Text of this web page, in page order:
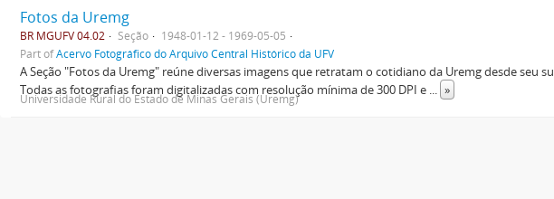
Fotos da Uremg
BR MGUFV 04.02 Seção
1948-01-12 - 1969-05-05
Part ofAcervo Fotográfico do Arquivo Central Histórico da UFV
A Seção "Fotos da Uremg" reúne diversas imagens que retratam o cotidiano da Uremg desde seu
Todas as fotografias foram digitalizadas com resolução mínima de 300 DPI e ... »
Universidade Rural do Estado de Minas Gerais (Uremg)